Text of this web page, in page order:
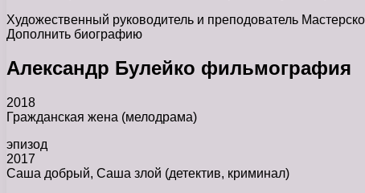
Художественный руководитель и преподователь
Дополнить биографию
Александр Булейко фильмография
2018
Гражданская жена (мелодрама)
эпизод
2017
Саша добрый, Саша злой (детектив, криминал)